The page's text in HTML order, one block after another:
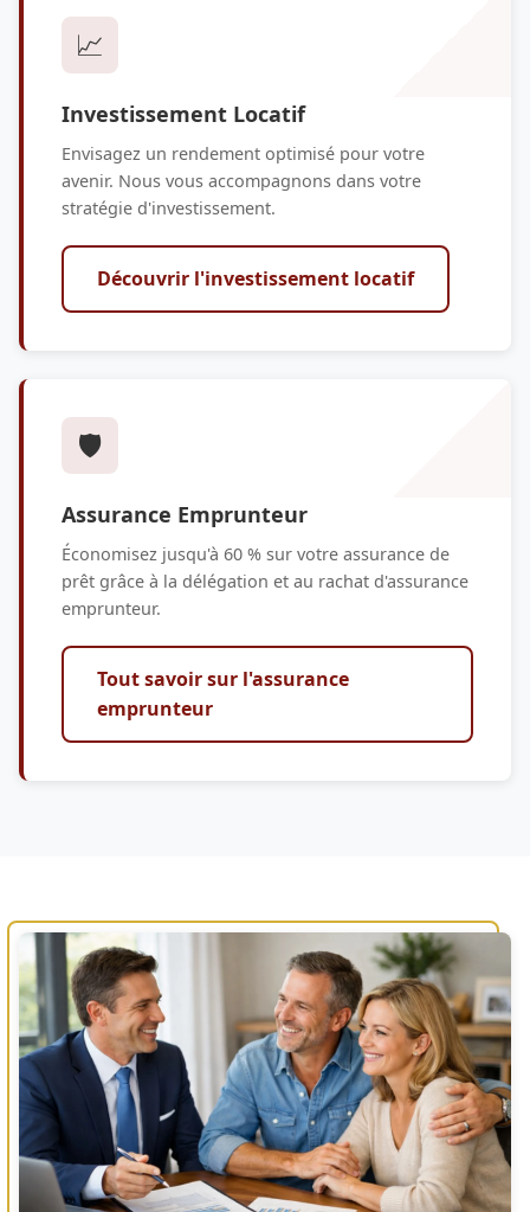
📈
Investissement Locatif
Envisagez un rendement optimisé pour votre
avenir. Nous vous accompagnons dans votre
stratégie d'investissement.
Découvrir l'investissement locatif
🛡️
Assurance Emprunteur
Économisez jusqu'à 60 % sur votre assurance de
prêt grâce à la délégation et au rachat d'assurance
emprunteur.
Tout savoir sur l'assurance
emprunteur